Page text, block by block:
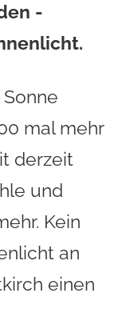
-
mal mehr
derzeit
und
Kein
an
einen